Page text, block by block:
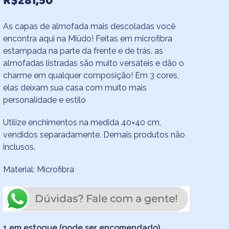
As capas de almofada mais descoladas você
encontra aqui na Miüdo! Feitas em microfibra
estampada na parte da frente e de trás, as
almofadas listradas são muito versáteis e dão o
charme em qualquer composição! Em 3 cores,
elas deixam sua casa com muito mais
personalidade e estilo
Utilize enchimentos na medida 40×40 cm,
vendidos separadamente. Demais produtos não
inclusos.
Material: Microfibra